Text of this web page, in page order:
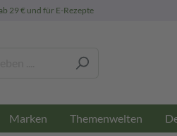
29 € und für E-Rezepte
Marken Themenwelten